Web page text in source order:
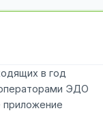
в год
ЭДО